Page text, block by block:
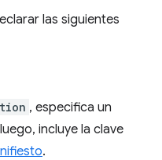
las siguientes
, especifica un
incluye la clave
.